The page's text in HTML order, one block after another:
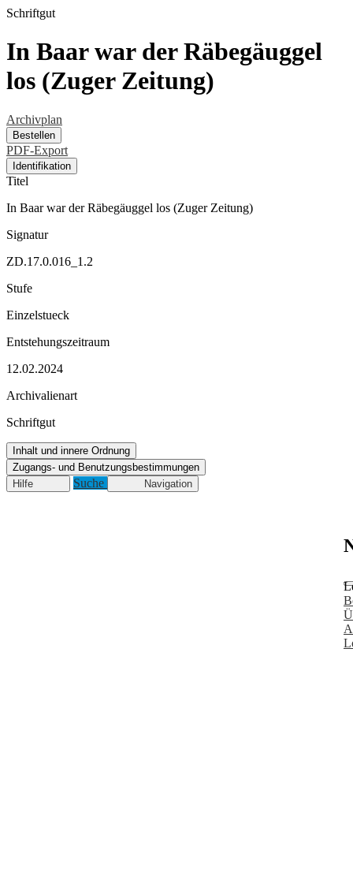
Schriftgut
In Baar war der Räbegäuggel
los (Zuger Zeitung)
Archivplan
Bestellen
PDF-Export
Identifikation
Titel
In Baar war der Räbegäuggel los (Zuger Zeitung)
Signatur
ZD.17.0.016_1.2
Stufe
Einzelstueck
Entstehungszeitraum
12.02.2024
Archivalienart
Schriftgut
Inhalt und innere Ordnung
Zugangs- und Benutzungsbestimmungen
Hilfe
Suche Navigation